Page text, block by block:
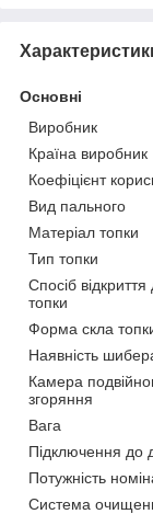
Основні
Виробник
Країна виробник
Коефіцієнт
Вид пального
Матеріал топки
Тип топки
Спосіб
топки
Форма скла
Наявність
Камера
згоряння
Вага
Підключення до
Потужність
Система